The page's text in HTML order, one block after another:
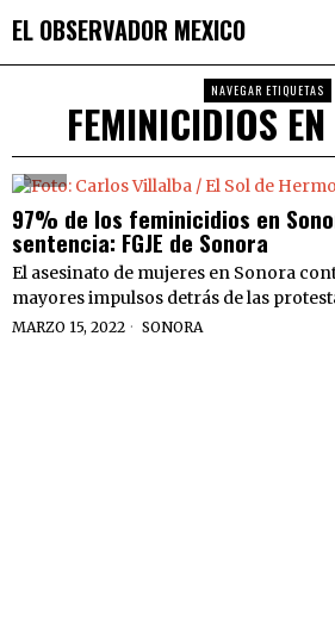
EL OBSERVADOR MEXICO
NAVEGAR ETIQUETAS
FEMINICIDIOS
97% de los feminicidios en
sentencia: FGJE de Sonora
El asesinato de mujeres en Sonora
mayores impulsos detrás de las
MARZO 15, 2022 SONORA